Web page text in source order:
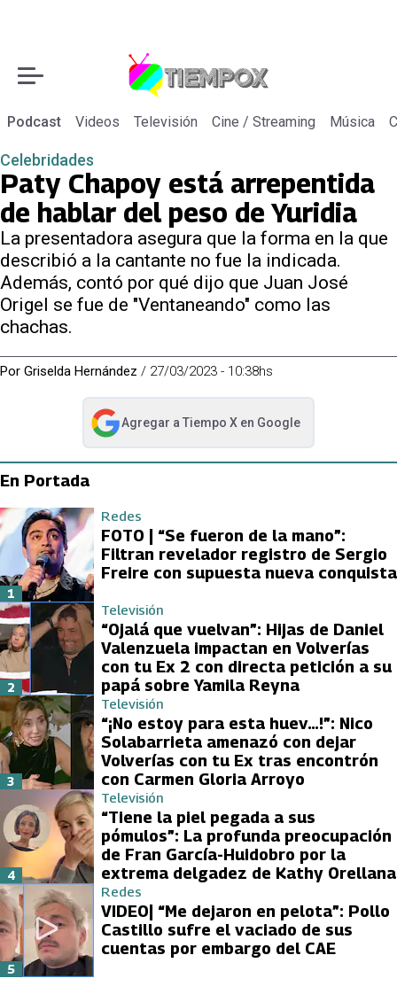
Podcast Videos Televisión Cine / Streaming Música
Celebridades
Paty Chapoy está arrepentida
de hablar del peso de Yuridia
La presentadora asegura que la forma en la que
describió a la cantante no fue la indicada.
Además, contó por qué dijo que Juan José
Origel se fue de "Ventaneando" como las
chachas.
Por Griselda Hernández / 27/03/2023 - 10:38hs
Agregar a Tiempo Xen Google
abre en nueva pestaña
En Portada
Redes
FOTO | “Se fueron de la mano”:
Filtran revelador registro de Sergio
Freire con supuesta nueva conquista
1
Televisión
“Ojalá que vuelvan”: Hijas de Daniel
Valenzuela impactan en Volverías
con tu Ex 2 con directa petición a su
papá sobre Yamila Reyna
2
Televisión
“¡No estoy para esta huev…!”: Nico
Solabarrieta amenazó con dejar
Volverías con tu Ex tras encontrón
con Carmen Gloria Arroyo
3
Televisión
“Tiene la piel pegada a sus
pómulos”: La profunda preocupación
de Fran García-Huidobro por la
extrema delgadez de Kathy Orellana
4
Redes
VIDEO| “Me dejaron en pelota”: Pollo
Castillo sufre el vaciado de sus
cuentas por embargo del CAE
5